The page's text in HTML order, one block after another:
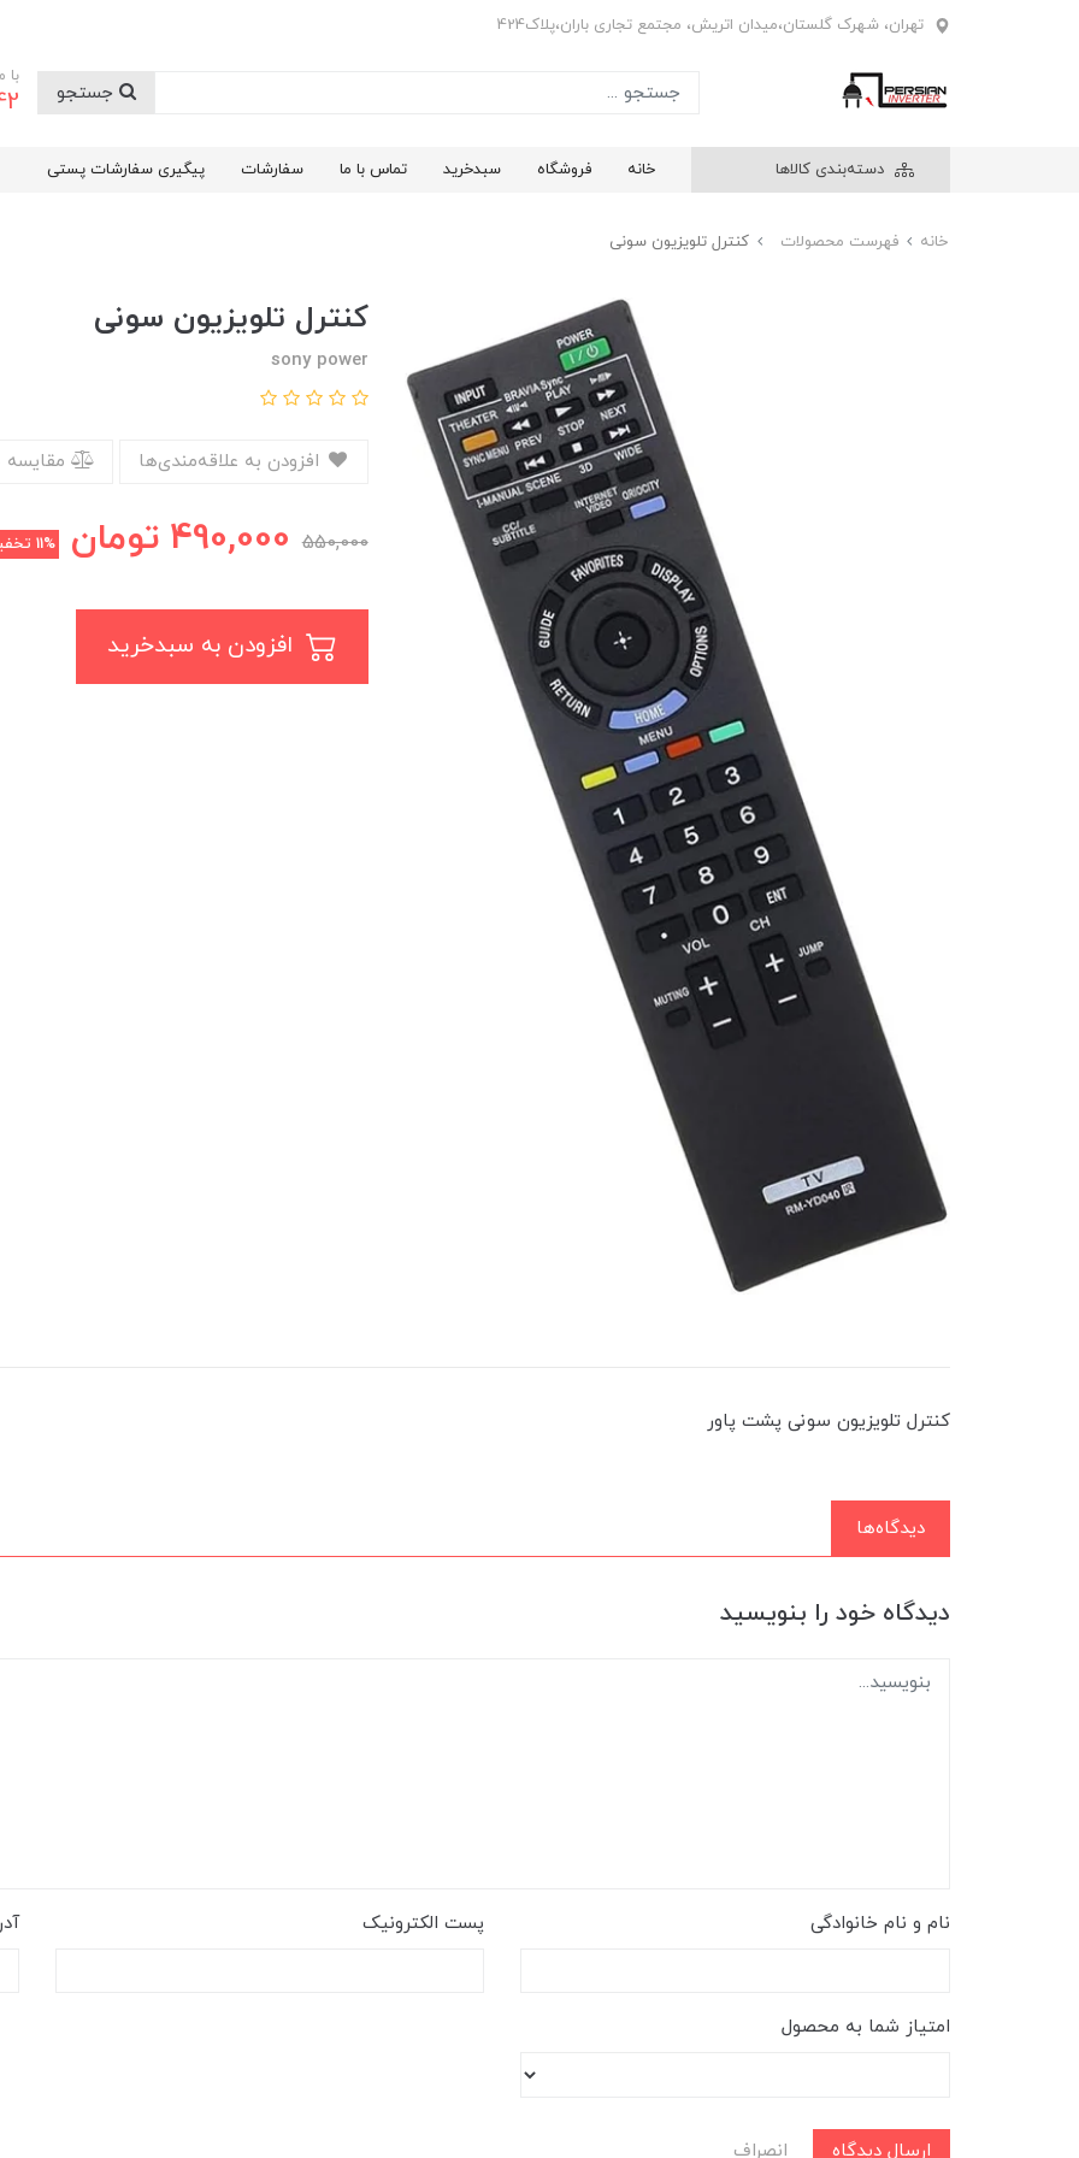
تهران، شهرک گلستان،میدان اتریش، مجتمع تجاری باران،پلاک424
با
دسته‌بندی کالاها خانه فروشگاه سبدخرید تماس با ما سفارشات پیگیری سفارشات پستی
خانه فهرست محصولات کنترل تلویزیون سونی
کنترل تلویزیون سونی
sony power
550,000
490,000 تومان 11%
کنترل تلویزیون سونی پشت پاور
دیدگاه‌ها
دیدگاه خود را بنویسید
نام و نام خانوادگی پست الکترونیک
امتیاز شما به محصول
ارسال دیدگاه انصراف